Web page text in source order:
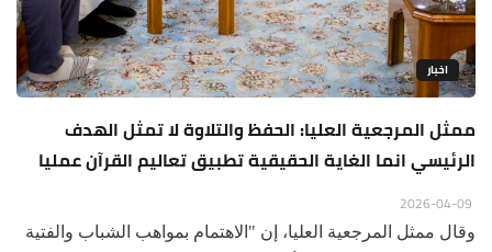
اخبار
ممثل المرجعية العليا: الحفظ والتلاوة لا تمثل الهدف
الرئيسي انما الغاية الحقيقية تطبيق تعاليم القرآن عمليا
وقال ممثل المرجعية العليا، إن "الاهتمام بمواهب الشباب والفتية